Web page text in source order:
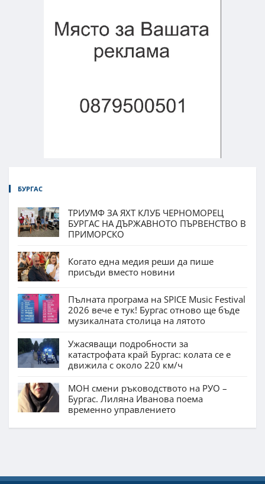
БУРГАС
ТРИУМФ ЗА ЯХТ КЛУБ ЧЕРНОМОРЕЦ
БУРГАС НА ДЪРЖАВНОТО ПЪРВЕНСТВО В
ПРИМОРСКО
Когато една медия реши да пише
присъди вместо новини
Пълната програма на SPICE Music Festival
2026 вече е тук! Бургас отново ще бъде
музикалната столица на лятото
Ужасяващи подробности за
катастрофата край Бургас: колата се е
движила с около 220 км/ч
МОН смени ръководството на РУО –
Бургас. Лиляна Иванова поема
временно управлението